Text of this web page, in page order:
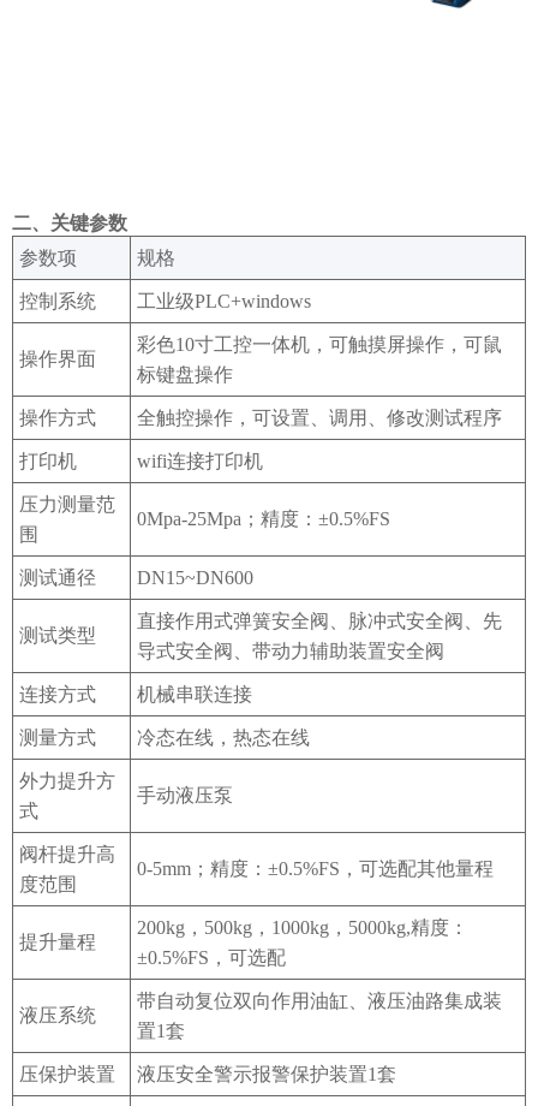
‌二、关键参数
‌参数项‌
规格
控制系统 工业级PLC+windows
操作界面
彩色10寸工控一体机，可触摸屏操作，可鼠
标键盘操作
操作方式 全触控操作，可设置、调用、修改测试程序
打印机 wifi连接打印机
压力测量范
围
0Mpa-25Mpa；精度：±0.5%FS
测试通径 DN15~DN600
测试类型
直接作用式弹簧安全阀、脉冲式安全阀、先
导式安全阀、带动力辅助装置安全阀
连接方式 机械串联连接
测量方式 冷态在线，热态在线
外力提升方
式
手动液压泵
阀杆提升高
度范围
0-5mm；精度：±0.5%FS，可选配其他量程
提升量程
200kg，500kg，1000kg，5000kg,精度：
±0.5%FS，可选配
液压系统
带自动复位双向作用油缸、液压油路集成装
置1套
压保护装置 液压安全警示报警保护装置1套